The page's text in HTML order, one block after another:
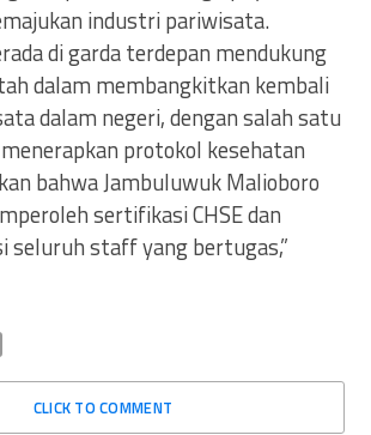
industri pariwisata.
di garda terdepan mendukung
dalam membangkitkan kembali
dalam negeri, dengan salah satu
protokol kesehatan
bahwa Jambuluwuk Malioboro
sertifikasi CHSE dan
seluruh staff yang bertugas,”
CLICK TO COMMENT